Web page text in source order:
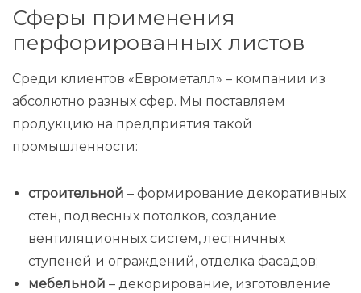
Сферы применения
перфорированных листов
Среди клиентов «Еврометалл» – компании из
абсолютно разных сфер. Мы поставляем
продукцию на предприятия такой
промышленности:
строительной – формирование декоративных
стен, подвесных потолков, создание
вентиляционных систем, лестничных
ступеней и ограждений, отделка фасадов;
мебельной – декорирование, изготовление